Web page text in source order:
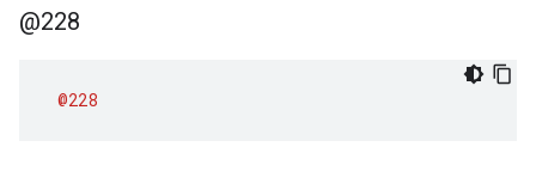
@228
@228